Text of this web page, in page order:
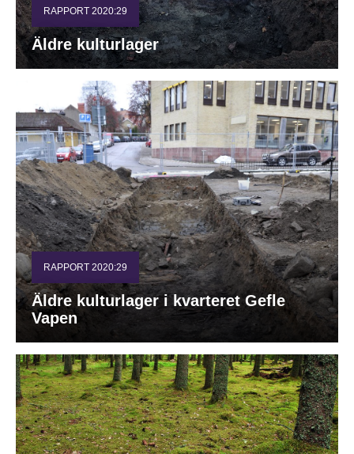
RAPPORT 2020:29
Äldre kulturlager
RAPPORT 2020:29
Äldre kulturlager i kvarteret Gefle
Vapen